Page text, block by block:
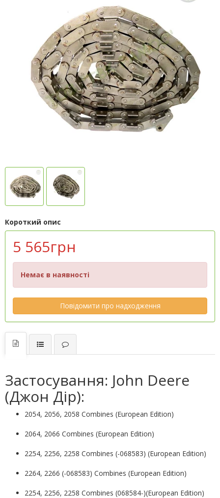
Короткий опис
5 565грн
Немає в наявності
Повідомити про надходження
Застосування: John Deere
(Джон Дір):
2054, 2056, 2058 Combines (European Edition)
2064, 2066 Combines (European Edition)
2254, 2256, 2258 Combines (-068583) (European Edition)
2264, 2266 (-068583) Combines (European Edition)
2254, 2256, 2258 Combines (068584-)(European Edition)